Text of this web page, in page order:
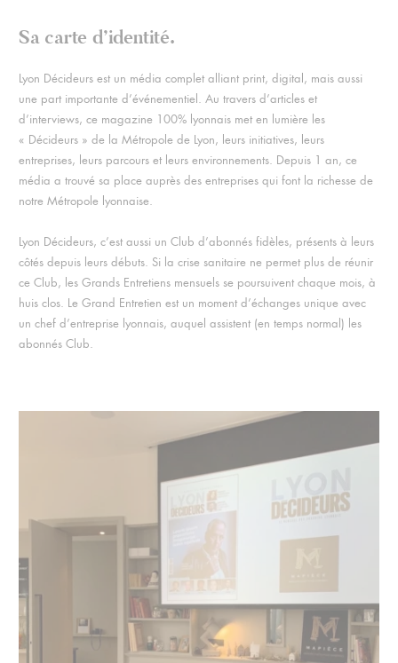
Sa carte d’identité.
Lyon Décideurs est un média complet alliant print, digital, mais aussi
une part importante d’événementiel. Au travers d’articles et
d’interviews, ce magazine 100% lyonnais met en lumière les
« Décideurs » de la Métropole de Lyon, leurs initiatives, leurs
entreprises, leurs parcours et leurs environnements. Depuis 1 an, ce
média a trouvé sa place auprès des entreprises qui font la richesse de
notre Métropole lyonnaise.
Lyon Décideurs, c’est aussi un Club d’abonnés fidèles, présents à leurs
côtés depuis leurs débuts. Si la crise sanitaire ne permet plus de réunir
ce Club, les Grands Entretiens mensuels se poursuivent chaque mois, à
huis clos. Le Grand Entretien est un moment d’échanges unique avec
un chef d’entreprise lyonnais, auquel assistent (en temps normal) les
abonnés Club.